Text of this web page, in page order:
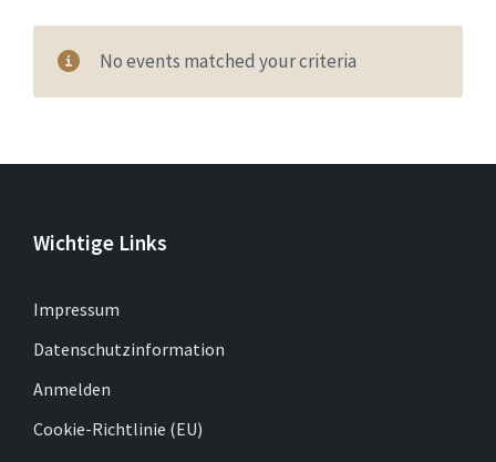
No events matched your criteria
Wichtige Links
Impressum
Datenschutzinformation
Anmelden
Cookie-Richtlinie (EU)